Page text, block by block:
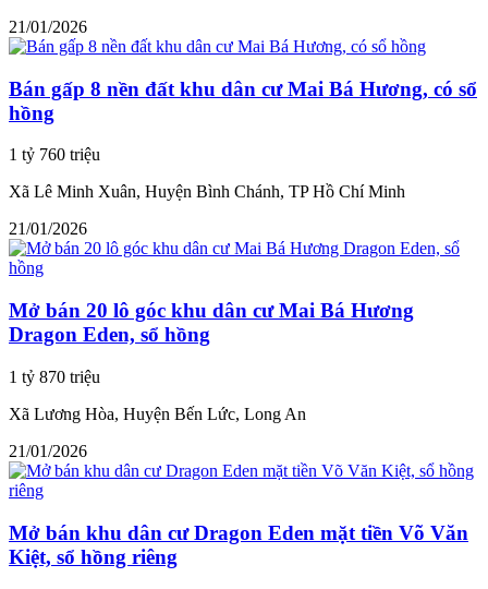
21/01/2026
Bán gấp 8 nền đất khu dân cư Mai Bá Hương, có sổ
hồng
1 tỷ 760 triệu
Xã Lê Minh Xuân, Huyện Bình Chánh, TP Hồ Chí Minh
21/01/2026
Mở bán 20 lô góc khu dân cư Mai Bá Hương
Dragon Eden, sổ hồng
1 tỷ 870 triệu
Xã Lương Hòa, Huyện Bến Lức, Long An
21/01/2026
Mở bán khu dân cư Dragon Eden mặt tiền Võ Văn
Kiệt, sổ hồng riêng